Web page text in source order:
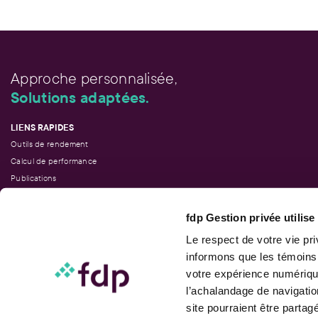
fdp Gestion privée utilise
Le respect de votre vie
informons que les
votre expérience
l’achalandage de
site pourraient être
Approche personnalisée,
Solutions adaptées.
LIENS RAPIDES
Outils de rendement
Calcul de performance
Publications